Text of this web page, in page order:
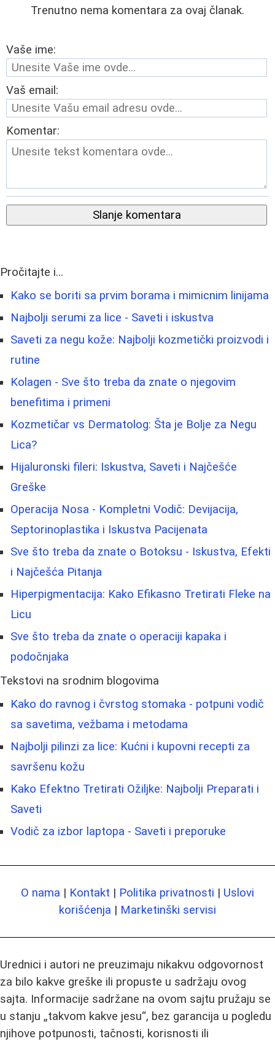
Trenutno nema komentara za ovaj članak.
Vaše ime:
Vaš email:
Komentar:
Slanje komentara
Pročitajte i...
Kako se boriti sa prvim borama i mimicnim linijama
Najbolji serumi za lice - Saveti i iskustva
Saveti za negu kože: Najbolji kozmetički proizvodi i
rutine
Kolagen - Sve što treba da znate o njegovim
benefitima i primeni
Kozmetičar vs Dermatolog: Šta je Bolje za Negu
Lica?
Hijaluronski fileri: Iskustva, Saveti i Najčešće
Greške
Operacija Nosa - Kompletni Vodič: Devijacija,
Septorinoplastika i Iskustva Pacijenata
Sve što treba da znate o Botoksu - Iskustva, Efekti
i Najčešća Pitanja
Hiperpigmentacija: Kako Efikasno Tretirati Fleke na
Licu
Sve što treba da znate o operaciji kapaka i
podočnjaka
Tekstovi na srodnim blogovima
Kako do ravnog i čvrstog stomaka - potpuni vodič
sa savetima, vežbama i metodama
Najbolji pilinzi za lice: Kućni i kupovni recepti za
savršenu kožu
Kako Efektno Tretirati Ožiljke: Najbolji Preparati i
Saveti
Vodič za izbor laptopa - Saveti i preporuke
O nama | Kontakt | Politika privatnosti | Uslovi
korišćenja | Marketinški servisi
Urednici i autori ne preuzimaju nikakvu odgovornost
za bilo kakve greške ili propuste u sadržaju ovog
sajta. Informacije sadržane na ovom sajtu pružaju se
u stanju „takvom kakve jesu“, bez garancija u pogledu
njihove potpunosti, tačnosti, korisnosti ili